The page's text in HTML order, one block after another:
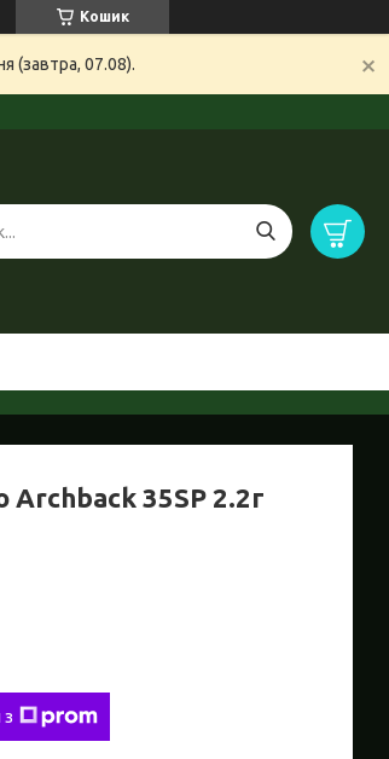
Кошик
(завтра, 07.08).
35SP 2.2г
з